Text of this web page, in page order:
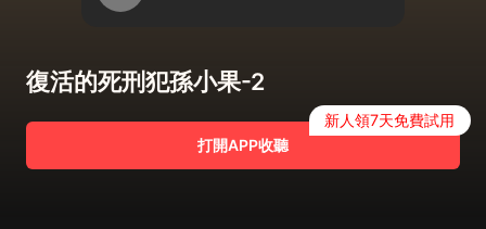
復活的死刑犯孫小果-2
打開APP收聽
新人領7天免費試用